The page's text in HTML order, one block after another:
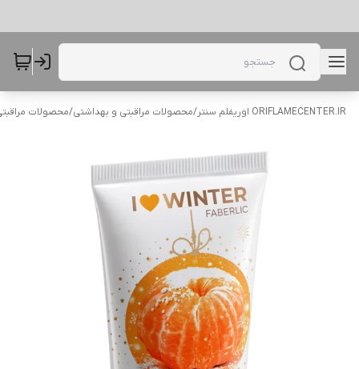
ORIFLAMECENTER.IR اوریفلم سنتر /محصولات مراقبتی و بهداشتی/محصولات